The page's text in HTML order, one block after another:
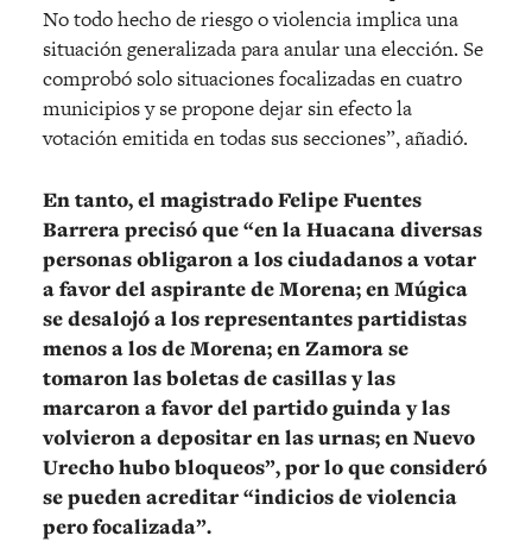
No todo hecho de riesgo o violencia implica una
situación generalizada para anular una elección. Se
comprobó solo situaciones focalizadas en cuatro
municipios y se propone dejar sin efecto la
votación emitida en todas sus secciones”, añadió.
En tanto, el magistrado Felipe Fuentes
Barrera precisó que “en la Huacana diversas
personas obligaron a los ciudadanos a votar
a favor del aspirante de Morena; en Múgica
se desalojó a los representantes partidistas
menos a los de Morena; en Zamora se
tomaron las boletas de casillas y las
marcaron a favor del partido guinda y las
volvieron a depositar en las urnas; en Nuevo
Urecho hubo bloqueos”, por lo que consideró
se pueden acreditar “indicios de violencia
pero focalizada”.